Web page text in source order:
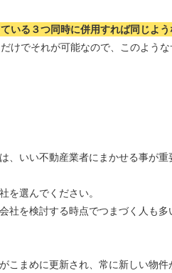
いる３つ同時に併用すれば同じよ
けでそれが可能なので、このよう
、いい不動産業者にまかせる事が重
を選んでください。
社を検討する時点でつまづく人も多
こまめに更新され、常に新しい物件